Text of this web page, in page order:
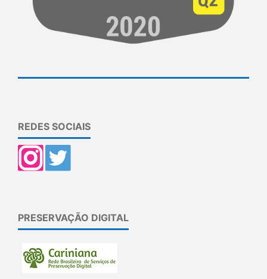
REDES SOCIAIS
PRESERVAÇÃO DIGITAL